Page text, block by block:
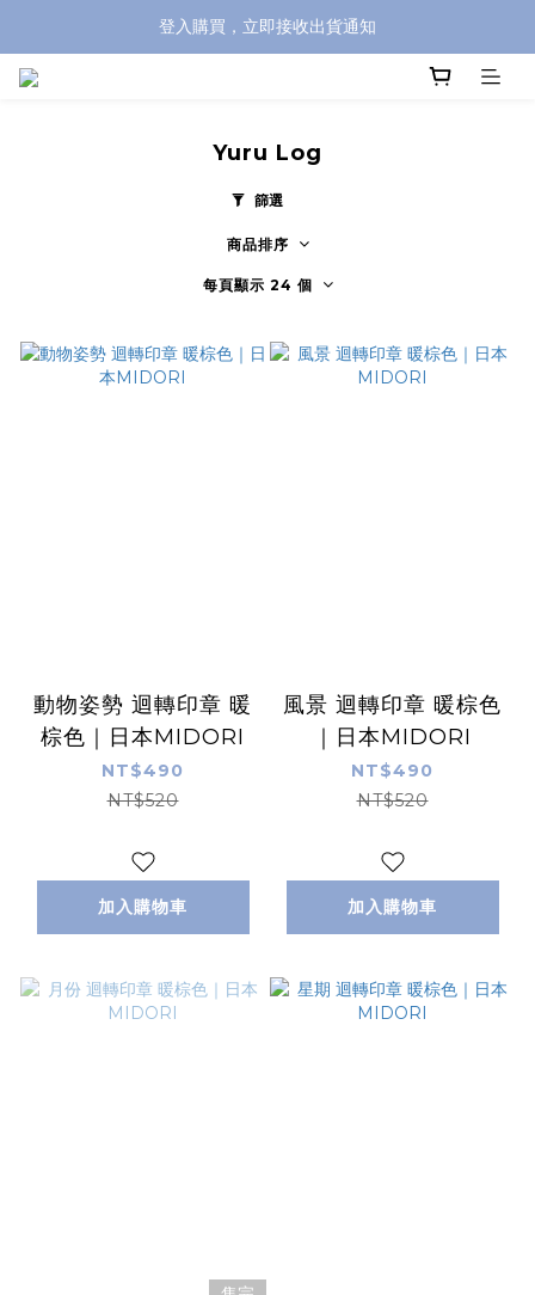
全館滿兩千免運！
登入購買，立即接收出貨通知
Yuru Log
篩選
商品排序
每頁顯示 24 個
動物姿勢 迴轉印章 暖
棕色｜日本MIDORI
NT$490
NT$520
加入購物車
風景 迴轉印章 暖棕色
｜日本MIDORI
NT$490
NT$520
加入購物車